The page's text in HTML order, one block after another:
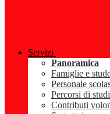
Servizi
Panoramica
Famiglie e
Personale
Percorsi di
Contributi